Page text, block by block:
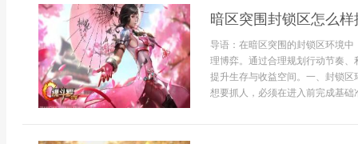
暗区突围封锁区怎么样
导语：在暗区突围的封锁区环境
理博弈。通过合理规划行动节奏
提升生存与收益空间。一、封锁
想要抓人，必须在进入前完成基